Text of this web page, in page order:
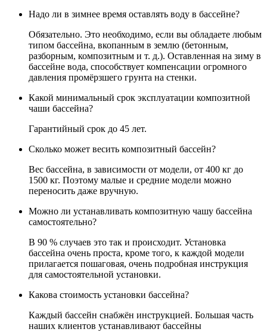
Надо ли в зимнее время оставлять воду в бассейне?
Обязательно. Это необходимо, если вы обладаете любым
типом бассейна, вкопанным в землю (бетонным,
разборным, композитным и т. д.). Оставленная на зиму в
бассейне вода, способствует компенсации огромного
давления промёрзшего грунта на стенки.
Какой минимальный срок эксплуатации композитной
чаши бассейна?
Гарантийный срок до 45 лет.
Сколько может весить композитный бассейн?
Вес бассейна, в зависимости от модели, от 400 кг до
1500 кг. Поэтому малые и средние модели можно
переносить даже вручную.
Можно ли устанавливать композитную чашу бассейна
самостоятельно?
В 90 % случаев это так и происходит. Установка
бассейна очень проста, кроме того, к каждой модели
прилагается пошаговая, очень подробная инструкция
для самостоятельной установки.
Какова стоимость установки бассейна?
Каждый бассейн снабжён инструкцией. Большая часть
наших клиентов устанавливают бассейны